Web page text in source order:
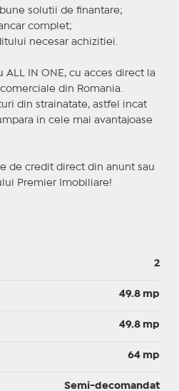
solutii de finantare;
complet;
necesar achizitiei.
ALL IN ONE, cu acces direct la
din Romania.
din strainatate, astfel incat
in cele mai avantajoase
de credit direct din anunt sau
Premier Imobiliare!
2
49.8 mp
49.8 mp
64 mp
Semi-decomandat